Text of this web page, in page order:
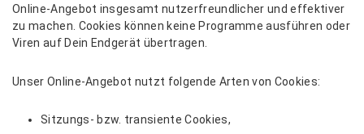
Online-Angebot insgesamt nutzerfreundlicher und effektiver
zu machen. Cookies können keine Programme ausführen oder
Viren auf Dein Endgerät übertragen.
Unser Online-Angebot nutzt folgende Arten von Cookies:
Sitzungs- bzw. transiente Cookies,